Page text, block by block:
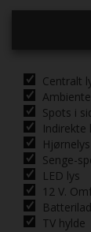
Centralt
Spots i
Indirekte
Senge-
LED lys
12 V.
TV hylde